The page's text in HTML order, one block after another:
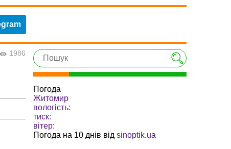
1986
Погода
Житомир
вологість:
тиск:
вітер:
Погода на 10 днів від sinoptik.ua